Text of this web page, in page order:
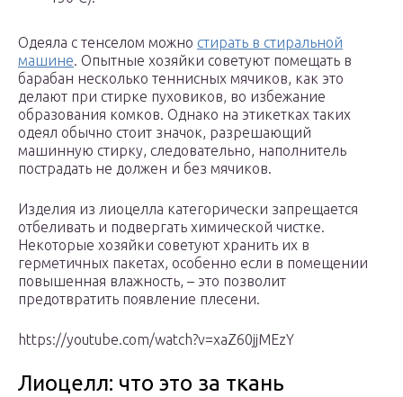
Одеяла с тенселом можно стирать в стиральной
машине. Опытные хозяйки советуют помещать в
барабан несколько теннисных мячиков, как это
делают при стирке пуховиков, во избежание
образования комков. Однако на этикетках таких
одеял обычно стоит значок, разрешающий
машинную стирку, следовательно, наполнитель
пострадать не должен и без мячиков.
Изделия из лиоцелла категорически запрещается
отбеливать и подвергать химической чистке.
Некоторые хозяйки советуют хранить их в
герметичных пакетах, особенно если в помещении
повышенная влажность, – это позволит
предотвратить появление плесени.
https://youtube.com/watch?v=xaZ60jjMEzY
Лиоцелл: что это за ткань